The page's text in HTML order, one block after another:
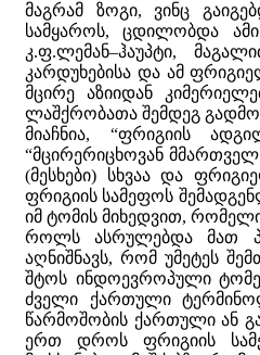
მაგრამ ზოგი, ვინც
სამყაროს, ცდილობდა
კ.ფ.ლემან–ჰაუპტი,
კარდუხებისა და ამ
მცირე აზიიდან
ლაშქრობათა შემდეგ
მიაჩნია, “ფრიგიის
“მცირერიცხოვან
(მესხები) სხვაა და
ფრიგიის სამეფოს
იმ ტომის მიხედვით,
როლს ასრულებდა მათ
აღნიშნავს, რომ უმეტეს
შტოს ინდოევროპული
ძველი ქართული
წარმოშობის ქართული ან
ერთ დროს ფრიგიის